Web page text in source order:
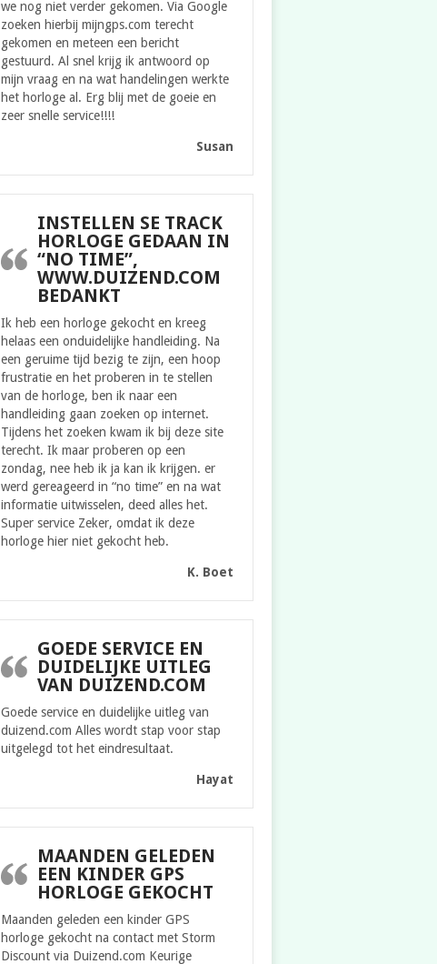
we nog niet verder gekomen. Via Google
zoeken hierbij mijngps.com terecht
gekomen en meteen een bericht
gestuurd. Al snel krijg ik antwoord op
mijn vraag en na wat handelingen werkte
het horloge al. Erg blij met de goeie en
zeer snelle service!!!!
Susan
INSTELLEN SE TRACK
HORLOGE GEDAAN IN
“NO TIME”,
WWW.DUIZEND.COM
BEDANKT
Ik heb een horloge gekocht en kreeg
helaas een onduidelijke handleiding. Na
een geruime tijd bezig te zijn, een hoop
frustratie en het proberen in te stellen
van de horloge, ben ik naar een
handleiding gaan zoeken op internet.
Tijdens het zoeken kwam ik bij deze site
terecht. Ik maar proberen op een
zondag, nee heb ik ja kan ik krijgen. er
werd gereageerd in “no time” en na wat
informatie uitwisselen, deed alles het.
Super service Zeker, omdat ik deze
horloge hier niet gekocht heb.
K. Boet
GOEDE SERVICE EN
DUIDELIJKE UITLEG
VAN DUIZEND.COM
Goede service en duidelijke uitleg van
duizend.com Alles wordt stap voor stap
uitgelegd tot het eindresultaat.
Hayat
MAANDEN GELEDEN
EEN KINDER GPS
HORLOGE GEKOCHT
Maanden geleden een kinder GPS
horloge gekocht na contact met Storm
Discount via Duizend.com Keurige